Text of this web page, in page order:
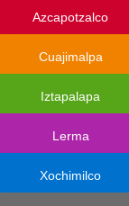
Azcapotzalco
Cuajimalpa
Iztapalapa
Lerma
Xochimilco